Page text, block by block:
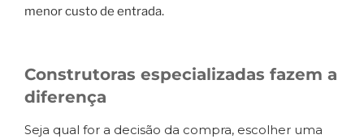
menor custo de entrada.
Construtoras especializadas fazem a
diferença
Seja qual for a decisão da compra, escolher uma